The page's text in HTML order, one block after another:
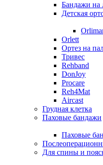
Бандажи на
Детская
Orlett
Ортез на
Тривес
Rehband
DonJoy
Procare
Reh4Mat
Aircast
Грудная клетка
Паховые бандажи
Паховые
Для спины и